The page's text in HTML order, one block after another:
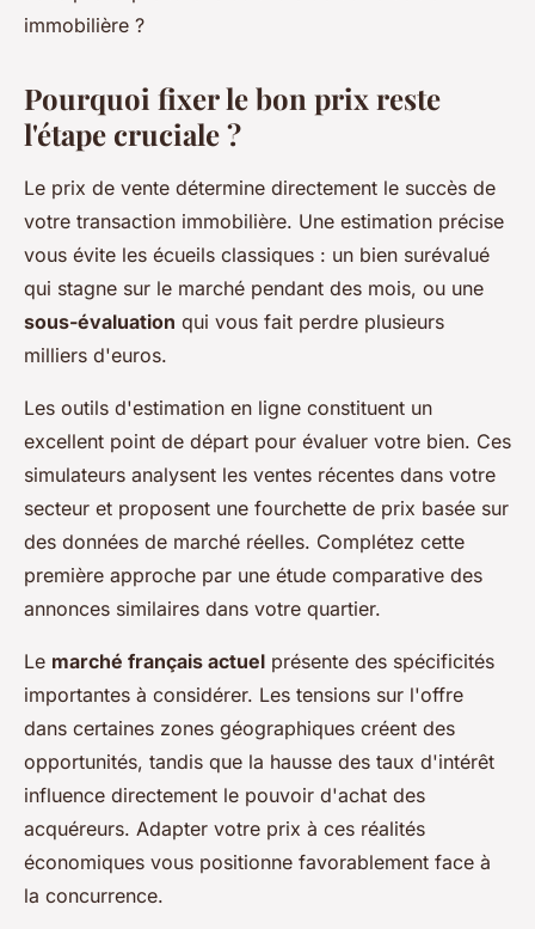
immobilière ?
Pourquoi fixer le bon prix reste
l'étape cruciale ?
Le prix de vente détermine directement le succès de
votre transaction immobilière. Une estimation précise
vous évite les écueils classiques : un bien surévalué
qui stagne sur le marché pendant des mois, ou une
sous-évaluation qui vous fait perdre plusieurs
milliers d'euros.
Les outils d'estimation en ligne constituent un
excellent point de départ pour évaluer votre bien. Ces
simulateurs analysent les ventes récentes dans votre
secteur et proposent une fourchette de prix basée sur
des données de marché réelles. Complétez cette
première approche par une étude comparative des
annonces similaires dans votre quartier.
Le marché français actuel présente des spécificités
importantes à considérer. Les tensions sur l'offre
dans certaines zones géographiques créent des
opportunités, tandis que la hausse des taux d'intérêt
influence directement le pouvoir d'achat des
acquéreurs. Adapter votre prix à ces réalités
économiques vous positionne favorablement face à
la concurrence.